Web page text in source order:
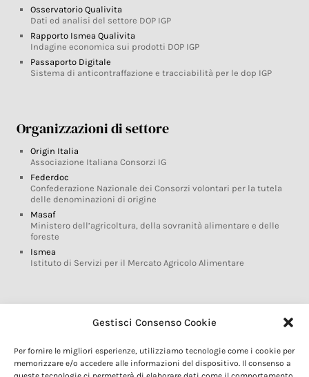
Gestisci Consenso Cookie
Per fornire le migliori esperienze, utilizziamo tecnologie come i cookie per
memorizzare e/o accedere alle informazioni del dispositivo. Il consenso a
Osservatorio Qualivita
Dati ed analisi del settore DOP IGP
Rapporto Ismea Qualivita
Indagine economica sui prodotti DOP IGP
Passaporto Digitale
Sistema di anticontraffazione e tracciabilità per le dop IGP
Organizzazioni di settore
Origin Italia
Associazione Italiana Consorzi IG
Federdoc
Confederazione Nazionale dei Consorzi volontari per la tutela
delle denominazioni di origine
Masaf
Ministero dell’agricoltura, della sovranità alimentare e delle
foreste
Ismea
Istituto di Servizi per il Mercato Agricolo Alimentare
Glossario DOP IGP
Marchi DOP IGP
Normativa prodotti DOP IGP